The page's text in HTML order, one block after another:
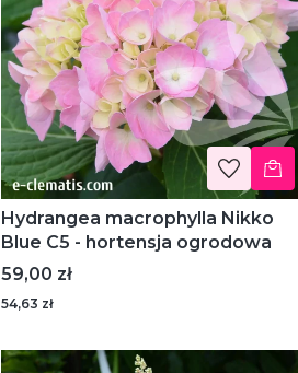
Hydrangea macrophylla Nikko
Blue C5 - hortensja ogrodowa
Cena
59,00 zł
54,63 zł